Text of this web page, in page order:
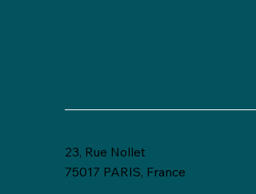
23, Rue Nollet
75017 PARIS, France